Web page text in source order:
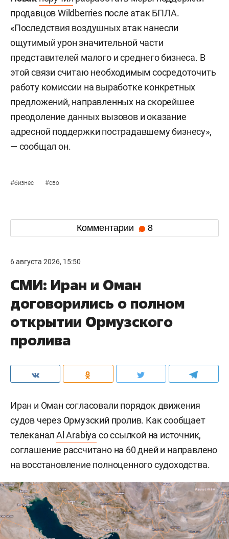
продавцов Wildberries после атак БПЛА.
«Последствия воздушных атак нанесли
ощутимый урон значительной части
представителей малого и среднего бизнеса. В
этой связи считаю необходимым сосредоточить
работу комиссии на выработке конкретных
предложений, направленных на скорейшее
преодоление данных вызовов и оказание
адресной поддержки пострадавшему бизнесу»,
— сообщал он.
#бизнес #сво
Комментарии 8
6 августа 2026, 15:50
СМИ: Иран и Оман
договорились о полном
открытии Ормузского
пролива
Иран и Оман согласовали порядок движения
судов через Ормузский пролив. Как сообщает
телеканалAl Arabiya со ссылкой на источник,
соглашение рассчитано на 60 дней и направлено
на восстановление полноценного судоходства.